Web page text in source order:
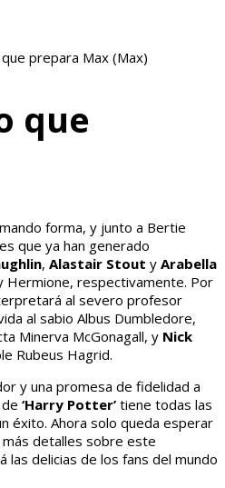
prepara Max (Max)
que
forma, y junto a Bertie
que ya han generado
, Alastair Stout y Arabella
Hermione, respectivamente. Por
al severo profesor
al sabio Albus Dumbledore,
Minerva McGonagall, y Nick
Rubeus Hagrid.
y una promesa de fidelidad a
‘Harry Potter’ tiene todas las
éxito. Ahora solo queda esperar
detalles sobre este
las delicias de los fans del mundo